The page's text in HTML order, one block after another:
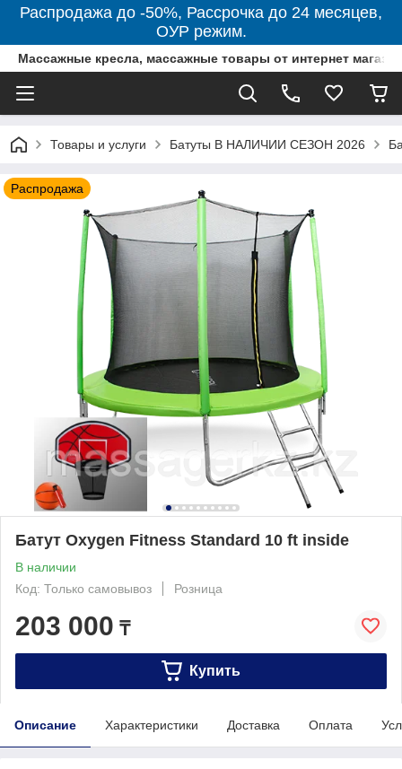
Распродажа до -50%, Рассрочка до 24 месяцев,
ОУР режим.
Массажные кресла, массажные товары от интернет
Товары и услуги Батуты В НАЛИЧИИ СЕЗОН 2026
Распродажа
Батут Oxygen Fitness Standard 10 ft inside
В наличии
Код: Только самовывоз
Розница
203 000 ₸
Купить
Описание Характеристики Доставка Оплата